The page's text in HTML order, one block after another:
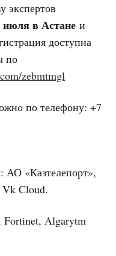
экспертов
июля в Астане и
доступна
по
zebmtmgl
по телефону: +7
АО «Казтелепорт»,
Cloud.
Fortinet, Algarytm